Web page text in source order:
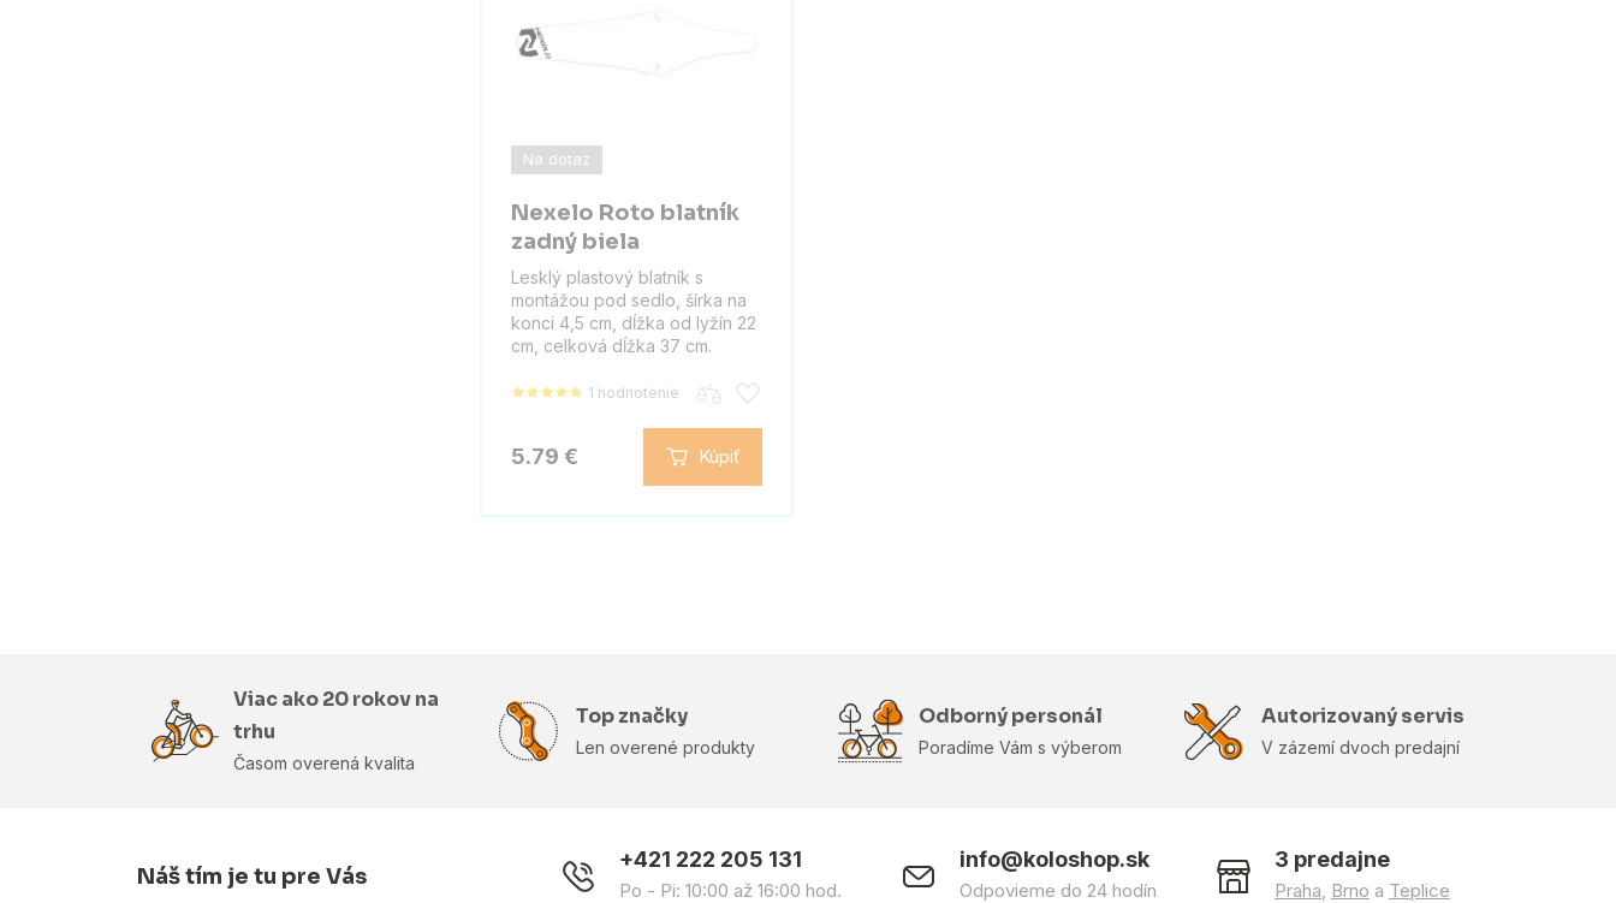
Na dotaz
Nexelo Roto blatník
zadný biela
Lesklý plastový blatník s
montážou pod sedlo, šírka na
konci 4,5 cm, dĺžka od lyžín 22
cm, celková dĺžka 37 cm.
1 hodnotenie
5.79 € Kúpiť
Viac ako 20 rokov na
trhu
Časom overená kvalita
Top značky
Len overené produkty
Odborný personál
Poradíme Vám s výberom
Autorizovaný servis
V zázemí dvoch predajní
Náš tím je tu pre Vás
+421 222 205 131
Po - Pi: 10:00 až 16:00 hod.
info@koloshop.sk
Odpovieme do 24 hodín
3 predajne
Praha Brno a Teplice